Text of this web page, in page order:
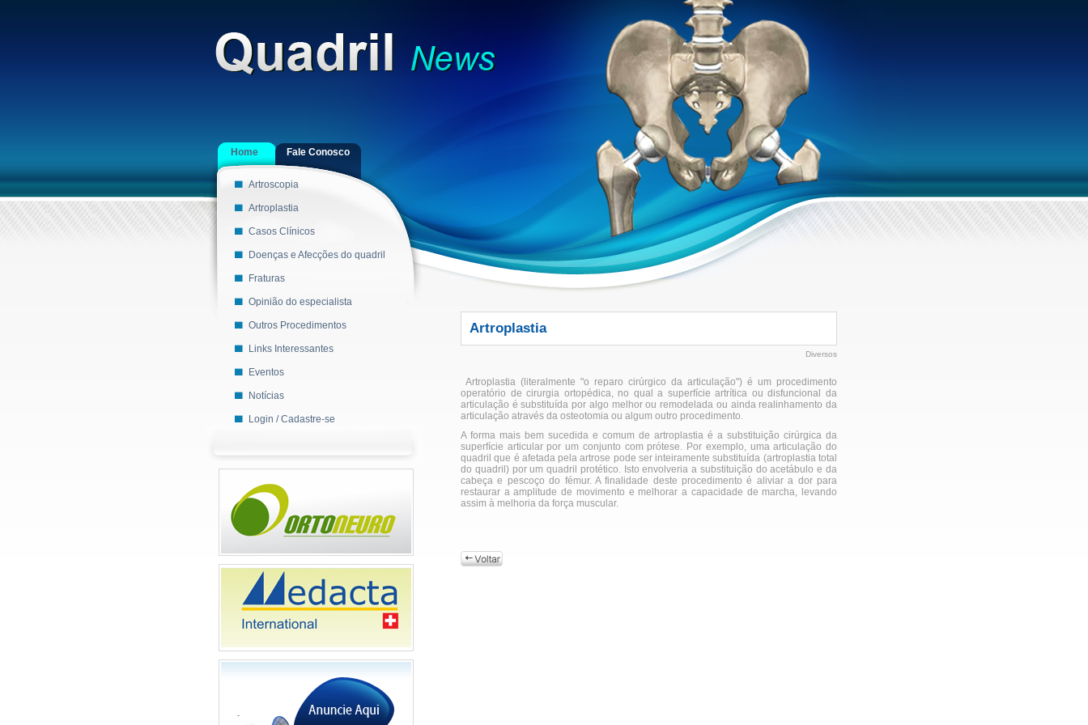
Home Fale Conosco
Artroscopia
Artroplastia
Casos Clínicos
Doenças e Afecções do quadril
Fraturas
Opinião do especialista
Outros Procedimentos
Links Interessantes
Eventos
Notícias
Login / Cadastre-se
Artroplastia
Diversos
Artroplastia (literalmente "o reparo cirúrgico da articulação") é um procedimento
operatório de cirurgia ortopédica, no qual a superfície artrítica ou disfuncional da
articulação é substituída por algo melhor ou remodelada ou ainda realinhamento da
articulação através da osteotomia ou algum outro procedimento.
A forma mais bem sucedida e comum de artroplastia é a substituição cirúrgica da
superfície articular por um conjunto com prótese. Por exemplo, uma articulação do
quadril que é afetada pela artrose pode ser inteiramente substituída (artroplastia total
do quadril) por um quadril protético. Isto envolveria a substituição do acetábulo e da
cabeça e pescoço do fémur. A finalidade deste procedimento é aliviar a dor para
restaurar a amplitude de movimento e melhorar a capacidade de marcha, levando
assim à melhoria da força muscular.